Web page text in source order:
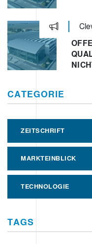
CATEGORIE
ZEITSCHRIFT
MARKTEINBLICK
TECHNOLOGIE
TAGS